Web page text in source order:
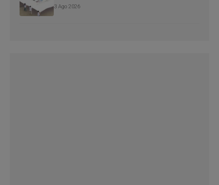
3 Ago 2026